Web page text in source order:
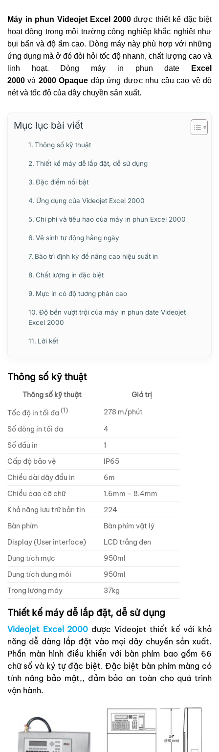
Máy in phun Videojet Excel 2000được thiết kế đặc biệt
hoạt động trong môi trường công nghiệp khắc nghiệt như
bụi bẩn và độ ẩm cao. Dòng máy này phù hợp với những
ứng dụng mà ở đó đòi hỏi tốc độ nhanh, chất lượng cao và
linh hoạt. Dòng máy in phun date
Excel
2000 và 2000 Opaque đáp ứng được nhu cầu cao về độ
nét và tốc độ của dây chuyền sản xuất.
Mục lục bài viết
Thông số kỹ thuật
Thiết kế máy dễ lắp đặt, dễ sử dụng
Đặc điểm nổi bật
Ứng dụng của Videojet Excel 2000
Chi phí và tiêu hao của máy in phun Excel 2000
Vệ sinh tự động hằng ngày
Bảo trì định kỳ để nâng cao hiệu suất in
Chất lượng in đặc biệt
Mực in có độ tương phản cao
Độ bền vượt trội của máy in phun date Videojet
Excel 2000
Lời kết
Thông số kỹ thuật
Thông số kỹ thuật Giá trị
Tốc độ in tối đa (1)
278 m/phút
Số dòng in tối đa
4
Số đầu in
1
Cấp độ bảo vệ
IP65
Chiều dài dây đầu in
6m
Chiều cao cỡ chữ
1.6mm – 8.4mm
Khả năng lưu trữ bản tin
224
Bàn phím
Bàn phím vật lý
Display (User interface)
LCD trắng đen
Dung tích mực
950ml
Dung tích dung môi
950ml
Trọng lượng máy
37kg
Thiết kế máy dễ lắp đặt, dễ sử dụng
Videojet Excel 2000 được Videojet thiết kế với khả
năng dễ dàng lắp đặt vào mọi dây chuyền sản xuất.
Phần màn hình điều khiển với bàn phím bao gồm 66
chữ số và ký tự đặc biệt. Đặc biệt bàn phím màng có
tính năng bảo mật,, đảm bảo an toàn cho quá trình
vận hành.